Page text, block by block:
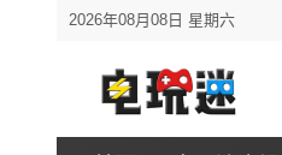
2026年08月08日 星期六